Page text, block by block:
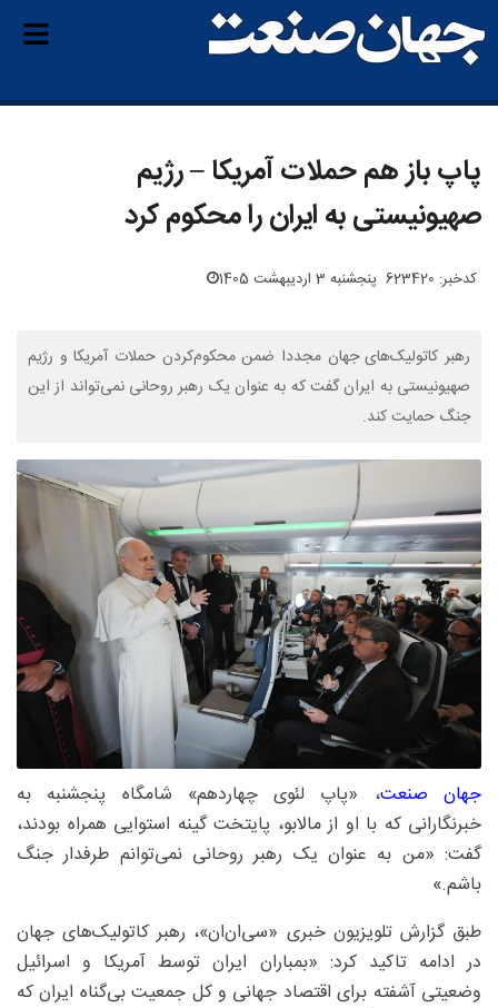
پاپ باز هم حملات آمریکا – رژیم
صهیونیستی به ایران را محکوم کرد
کدخبر: 623420 پنجشنبه 3 اردیبهشت 1405
رهبر کاتولیک‌های جهان مجددا ضمن محکوم‌کردن حملات آمریکا و رژیم
صهیونیستی به ایران گفت که به‌ عنوان یک رهبر روحانی نمی‌تواند از این
جنگ حمایت کند.
جهان صنعت، «پاپ لئوی چهاردهم» شامگاه پنجشنبه به
خبرنگارانی که با او از مالابو، پایتخت گینه استوایی همراه بودند،
گفت: «من به عنوان یک رهبر روحانی نمی‌توانم طرفدار جنگ
باشم.»
طبق گزارش تلویزیون خبری «سی‌ان‌ان»، رهبر کاتولیک‌های جهان
در ادامه تاکید کرد: «بمباران ایران توسط آمریکا و اسرائیل
وضعیتی آشفته برای اقتصاد جهانی و کل جمعیت بی‌گناه ایران که